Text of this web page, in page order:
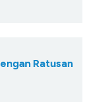
Ratusan